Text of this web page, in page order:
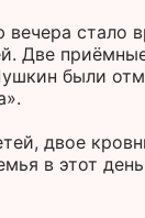
стало
Две
были
двое
в этот